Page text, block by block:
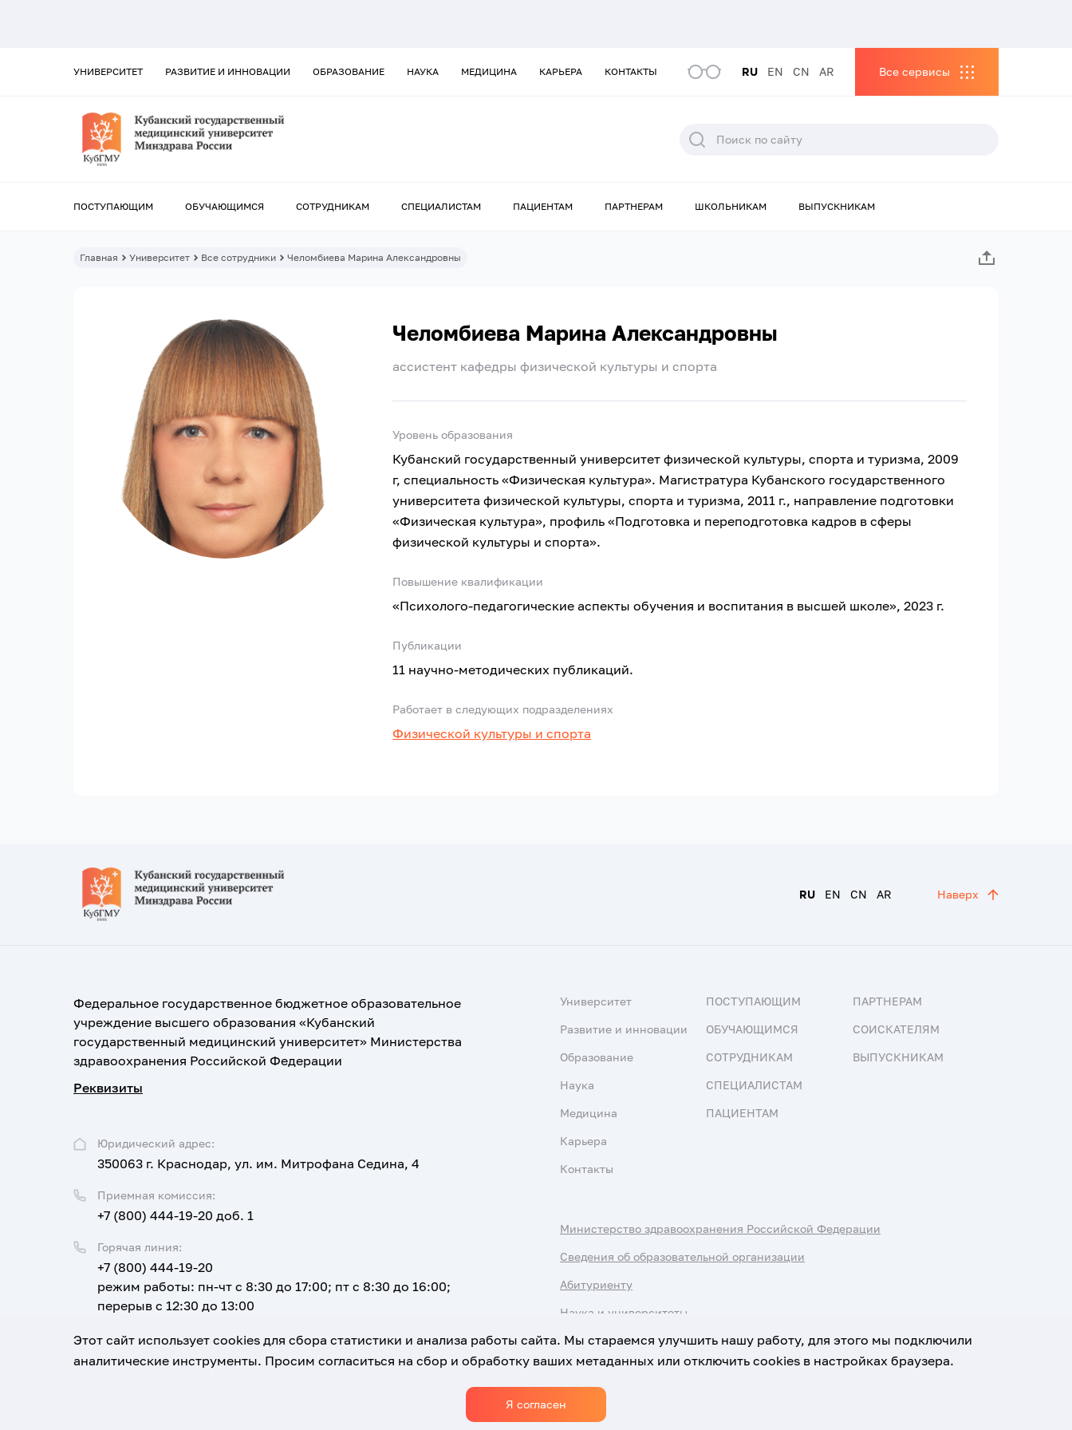
УНИВЕРСИТЕТ РАЗВИТИЕ И ИННОВАЦИИ ОБРАЗОВАНИЕ НАУКА МЕДИЦИНА КАРЬЕРА КОНТАКТЫ RU EN CN AR Все сервисы
ПОСТУПАЮЩИМ ОБУЧАЮЩИМСЯ СОТРУДНИКАМ СПЕЦИАЛИСТАМ ПАЦИЕНТАМ ПАРТНЕРАМ ШКОЛЬНИКАМ ВЫПУСКНИКАМ
Главная Университет Все сотрудники Челомбиева Марина Александровны
Челомбиева Марина Александровны
ассистент кафедры физической культуры и спорта
Уровень образования
Кубанский государственный университет физической культуры, спорта и туризма, 2009
г, специальность «Физическая культура». Магистратура Кубанского государственного
университета физической культуры, спорта и туризма, 2011 г., направление подготовки
«Физическая культура», профиль «Подготовка и переподготовка кадров в сферы
физической культуры и спорта».
Повышение квалификации
«Психолого-педагогические аспекты обучения и воспитания в высшей школе», 2023 г.
Публикации
11 научно-методических публикаций.
Работает в следующих подразделениях
Физической культуры и спорта
RU EN CN AR Наверх
Федеральное государственное бюджетное образовательное
учреждение высшего образования «Кубанский
государственный медицинский университет» Министерства
здравоохранения Российской Федерации
Реквизиты
Юридический адрес:
350063 г. Краснодар, ул. им. Митрофана Седина, 4
Приемная комиссия:
+7 (800) 444-19-20 доб. 1
Горячая линия:
+7 (800) 444-19-20
режим работы: пн-чт с 8:30 до 17:00; пт с 8:30 до 16:00;
перерыв с 12:30 до 13:00
Email:
corpus@ksma.ru
Университет
Развитие и инновации
Образование
Наука
Медицина
Карьера
Контакты
ПОСТУПАЮЩИМ
ОБУЧАЮЩИМСЯ
СОТРУДНИКАМ
СПЕЦИАЛИСТАМ
ПАЦИЕНТАМ
ПАРТНЕРАМ
СОИСКАТЕЛЯМ
ВЫПУСКНИКАМ
Министерство здравоохранения Российской Федерации
Сведения об образовательной организации
Абитуриенту
Наука и университеты
Политика обработки персональных данных
Этот сайт использует cookies для сбора статистики и анализа работы сайта. Мы стараемся улучшить нашу работу, для этого мы подключили
аналитические инструменты. Просим согласиться на сбор и обработку ваших метаданных или отключить cookies в настройках браузера.
Я согласен